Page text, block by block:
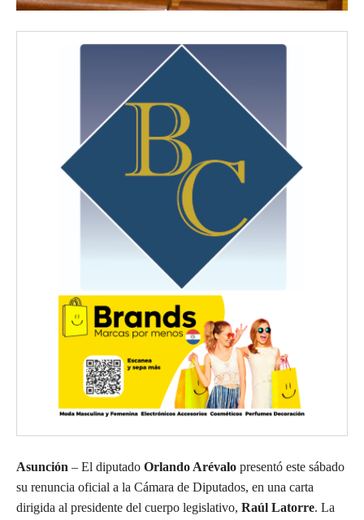
Asunción – El diputado Orlando Arévalo presentó este sábado
su renuncia oficial a la Cámara de Diputados, en una carta
dirigida al presidente del cuerpo legislativo, Raúl Latorre. La